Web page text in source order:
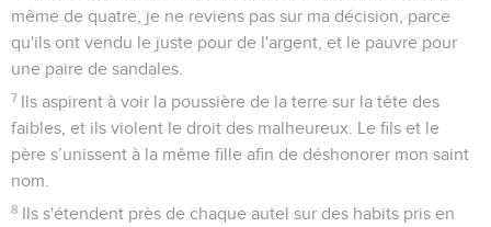
même de quatre, je ne reviens pas sur ma décision, parce
qu'ils ont vendu le juste pour de l'argent, et le pauvre pour
une paire de sandales.
7 Ils aspirent à voir la poussière de la terre sur la tête des
faibles, et ils violent le droit des malheureux. Le fils et le
père s’unissent à la même fille afin de déshonorer mon saint
nom.
8 Ils s'étendent près de chaque autel sur des habits pris en